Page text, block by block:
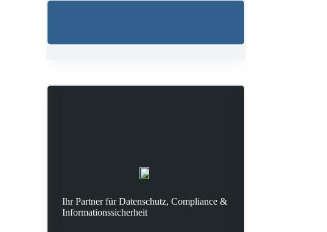
Ihr Partner für Datenschutz, Compliance &
Informationssicherheit